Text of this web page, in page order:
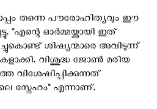
തന്നെ പൗരോഹിത്യവും ഈ
"എന്റെ ഓർമ്മയ്ക്കായി ഇത്
ശിഷ്യന്മാരെ അവിടുന്ന്
വിശുദ്ധ ജോൺ മരിയ
വിശേഷിപ്പിക്കുന്നത്
സ്നേഹം" എന്നാണ്.